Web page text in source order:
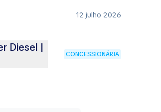
12 julho 2026
Diesel |
CONCESSIONÁRIA